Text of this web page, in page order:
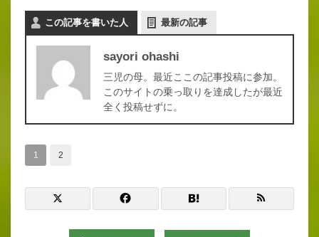
この記事を書いた人 最新の記事
sayori ohashi
三児の母。最近ここの記事投稿に参加。
このサイトの乗っ取りを達成したが最近
全く投稿せずに。
1 2